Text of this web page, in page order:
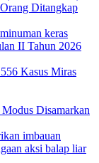
Ditangkap
Kasus Miras
Disamarkan